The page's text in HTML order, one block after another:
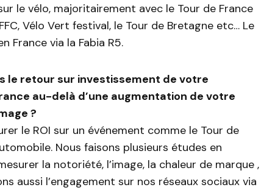
le vélo, majoritairement avec le Tour de France
Vélo Vert festival, le Tour de Bretagne etc… Le
France via la Fabia R5‎.
le retour sur investissement de votre
au-delà d’une augmentation de votre
?
le ROI sur un événement comme le Tour de
Nous faisons plusieurs études en
la notoriété, l’image, la chaleur de marque ,
aussi l’engagement sur nos réseaux sociaux via